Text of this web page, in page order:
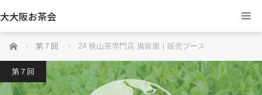
大大阪お茶会
ホーム 第７回 24 狭山茶専門店 備前屋｜販売ブース
第７回